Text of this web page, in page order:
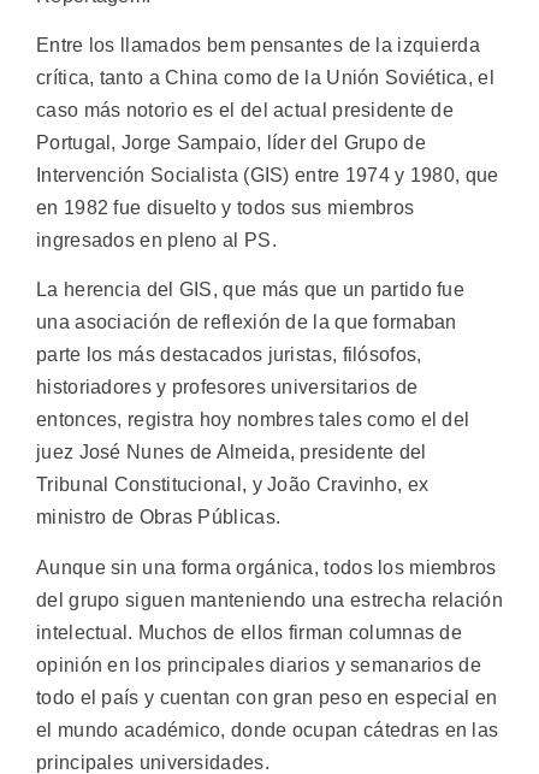
Entre los llamados bem pensantes de la izquierda
crítica, tanto a China como de la Unión Soviética, el
caso más notorio es el del actual presidente de
Portugal, Jorge Sampaio, líder del Grupo de
Intervención Socialista (GIS) entre 1974 y 1980, que
en 1982 fue disuelto y todos sus miembros
ingresados en pleno al PS.
La herencia del GIS, que más que un partido fue
una asociación de reflexión de la que formaban
parte los más destacados juristas, filósofos,
historiadores y profesores universitarios de
entonces, registra hoy nombres tales como el del
juez José Nunes de Almeida, presidente del
Tribunal Constitucional, y João Cravinho, ex
ministro de Obras Públicas.
Aunque sin una forma orgánica, todos los miembros
del grupo siguen manteniendo una estrecha relación
intelectual. Muchos de ellos firman columnas de
opinión en los principales diarios y semanarios de
todo el país y cuentan con gran peso en especial en
el mundo académico, donde ocupan cátedras en las
principales universidades.